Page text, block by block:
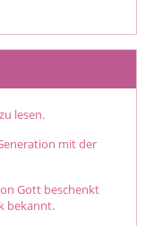
lesen.
mit der
Gott beschenkt
bekannt.